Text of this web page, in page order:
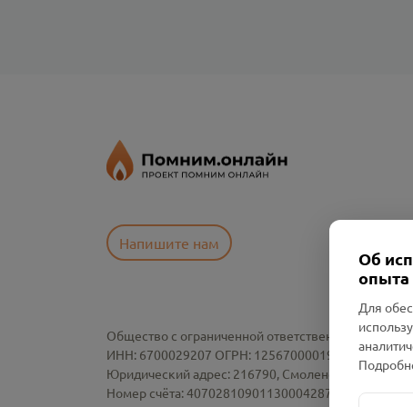
Напишите нам
Общество с ограниченной ответственностью
ИНН: 6700029207 ОГРН: 1256700001986
Юридический адрес: 216790, Смоленская область,
Номер счёта: 40702810901130004287 в АО
Об
опыта
Для